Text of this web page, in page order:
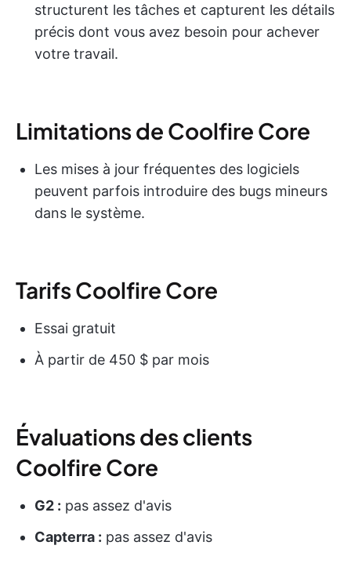
structurent les tâches et capturent les détails
précis dont vous avez besoin pour achever
votre travail.
Limitations de Coolfire Core
Les mises à jour fréquentes des logiciels
peuvent parfois introduire des bugs mineurs
dans le système.
Tarifs Coolfire Core
Essai gratuit
À partir de 450 $ par mois
Évaluations des clients
Coolfire Core
G2 : pas assez d'avis
Capterra : pas assez d'avis